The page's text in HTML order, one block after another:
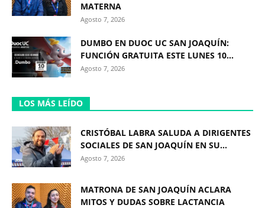
MATERNA
Agosto 7, 2026
DUMBO EN DUOC UC SAN JOAQUÍN:
FUNCIÓN GRATUITA ESTE LUNES 10...
Agosto 7, 2026
LOS MÁS LEÍDO
CRISTÓBAL LABRA SALUDA A DIRIGENTES
SOCIALES DE SAN JOAQUÍN EN SU...
Agosto 7, 2026
MATRONA DE SAN JOAQUÍN ACLARA
MITOS Y DUDAS SOBRE LACTANCIA